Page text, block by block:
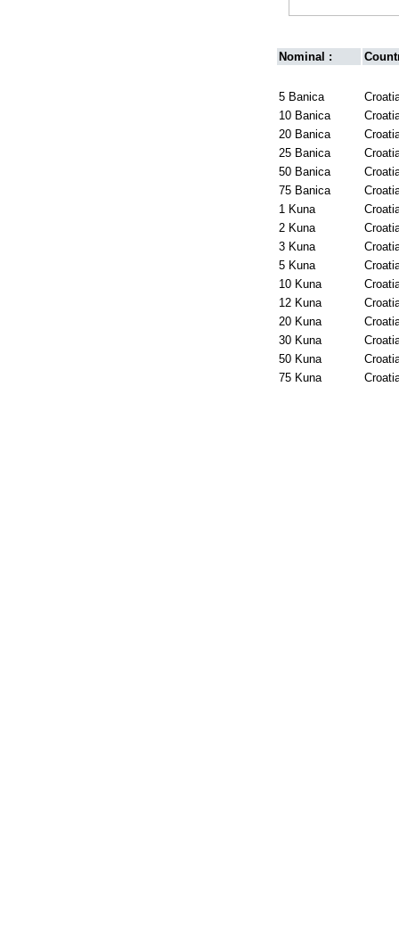
Nominal :
5 Banica
10 Banica
20 Banica
25 Banica
50 Banica
75 Banica
1 Kuna
2 Kuna
3 Kuna
5 Kuna
10 Kuna
12 Kuna
20 Kuna
30 Kuna
50 Kuna
75 Kuna